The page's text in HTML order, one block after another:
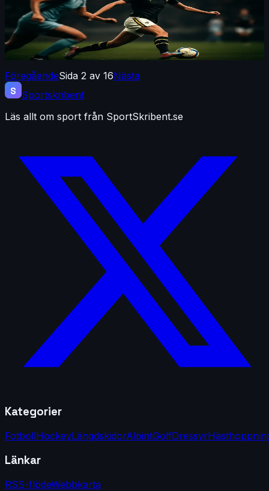
AIK värvar Loreta Kullashi – landslagsmeriterad
och gratis
AIK har värvat Loreta Kullashi på fri transfer. Hon säger
till klubbens hemsida att hon är jätteglad att vara här.
FöregåendeSida 2 av 16Nästa
S Sportskribent
Läs allt om sport från SportSkribent.se
Kategorier
FotbollHockeyLängdskidorAlpintGolfDressyr
Länkar
RSS-flödeWebbkarta